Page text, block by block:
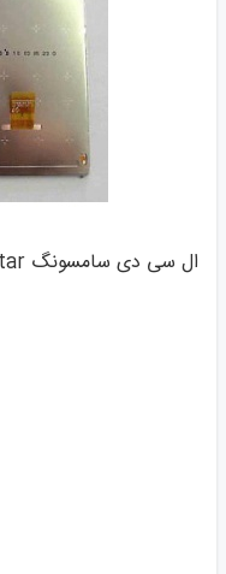
ال سی دی سامسونگ S5230 / Star